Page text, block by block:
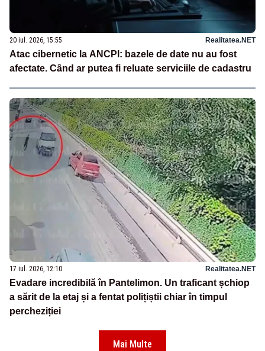
20 iul. 2026, 15:55 Realitatea.NET
Atac cibernetic la ANCPI: bazele de date nu au fost
afectate. Când ar putea fi reluate serviciile de cadastru
17 iul. 2026, 12:10 Realitatea.NET
Evadare incredibilă în Pantelimon. Un traficant șchiop
a sărit de la etaj și a fentat polițiștii chiar în timpul
percheziției
Mai Multe